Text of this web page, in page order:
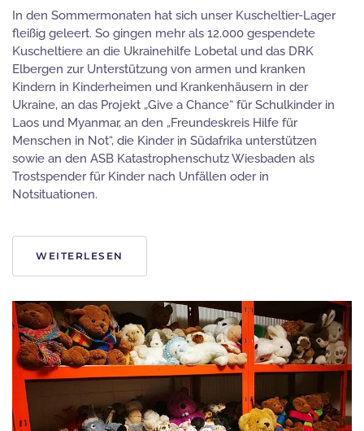
In den Sommermonaten hat sich unser Kuscheltier-Lager
fleißig geleert. So gingen mehr als 12.000 gespendete
Kuscheltiere an die Ukrainehilfe Lobetal und das DRK
Elbergen zur Unterstützung von armen und kranken
Kindern in Kinderheimen und Krankenhäusern in der
Ukraine, an das Projekt „Give a Chance“ für Schulkinder in
Laos und Myanmar, an den „Freundeskreis Hilfe für
Menschen in Not“, die Kinder in Südafrika unterstützen
sowie an den ASB Katastrophenschutz Wiesbaden als
Trostspender für Kinder nach Unfällen oder in
Notsituationen.
WEITERLESEN